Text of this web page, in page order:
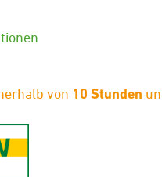
von 10 Stunden